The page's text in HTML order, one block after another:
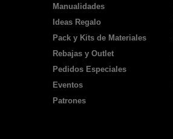
Manualidades
Ideas Regalo
Pack y Kits de Materiales
Rebajas y Outlet
Pedidos Especiales
Eventos
Patrones